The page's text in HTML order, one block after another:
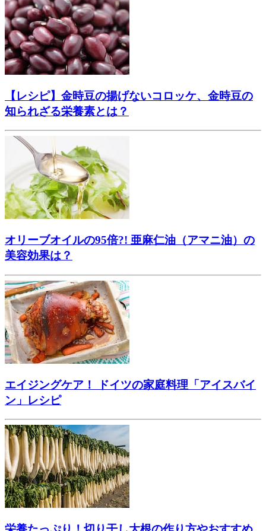
【レシピ】金時豆の揚げないコロッケ、金時豆の
知られざる栄養素とは？
オリーブオイルの95倍?! 亜麻仁油（アマニ油）の
美容効果は？
エイジングケア！ ドイツの家庭料理「アイスバイ
ン」レシピ